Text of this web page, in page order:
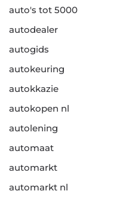
auto's tot 5000
autodealer
autogids
autokeuring
autokkazie
autokopen nl
autolening
automaat
automarkt
automarkt nl